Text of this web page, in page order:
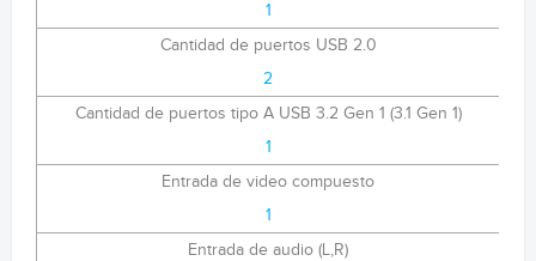
1
Cantidad de puertos USB 2.0
2
Cantidad de puertos tipo A USB 3.2 Gen 1 (3.1 Gen 1)
1
Entrada de video compuesto
1
Entrada de audio (L,R)